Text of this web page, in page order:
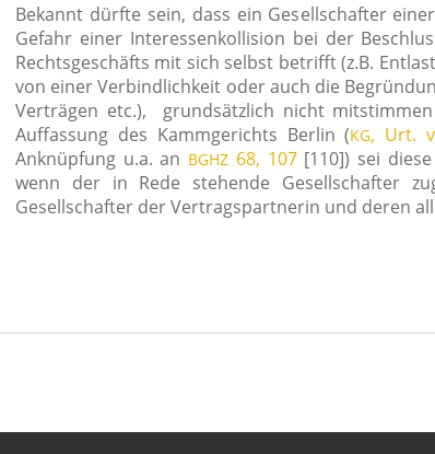
Bekannt dürf­te sein, dass ein Gesellschafter
Gefahr einer Interessenkollision bei der
Rechtsgeschäfts mit sich selbst betrifft (z.B.
von einer Verbindlichkeit oder auch die
Verträgen etc.), grund­sätz­lich nicht
Auffassung des Kammgerichts Berlin (KG, Urt.
Anknüpfung u.a. an BGHZ 68, 107[110]) sei die­se
wenn der in Rede ste­hen­de Gesellschafter
Gesellschafter der Vertragspartnerin und deren